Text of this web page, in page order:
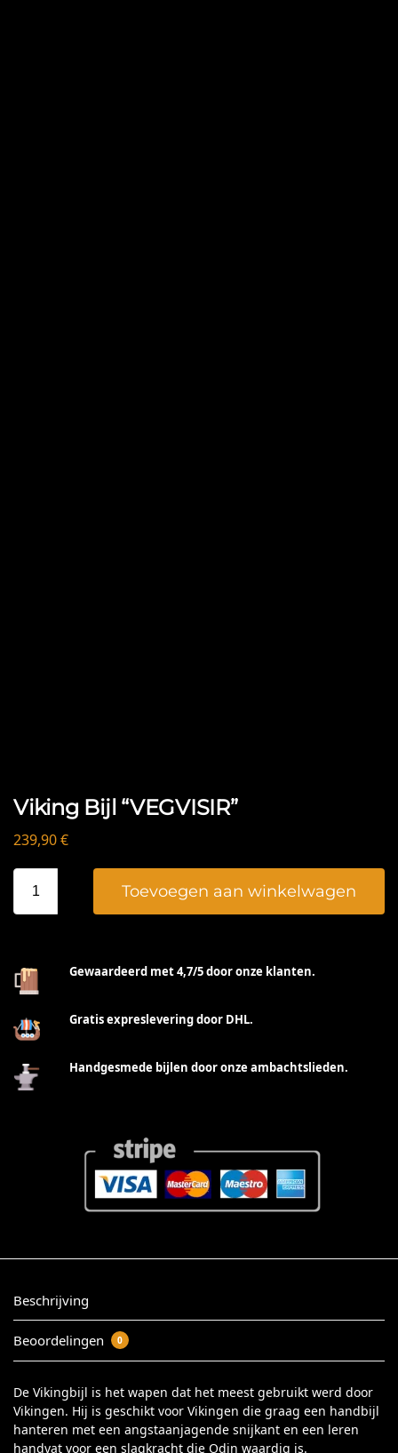
Viking Bijl “VEGVISIR”
239,90€
Toevoegen aan winkelwagen
Gewaardeerd met 4,7/5 door onze klanten.
Gratis expreslevering door DHL.
Handgesmede bijlen door onze ambachtslieden.
Beschrijving
Beoordelingen 0
De Vikingbijl is het wapen dat het meest gebruikt werd door
Vikingen. Hij is geschikt voor Vikingen die graag een handbijl
hanteren met een angstaanjagende snijkant en een leren
handvat voor een slagkracht die Odin waardig is.